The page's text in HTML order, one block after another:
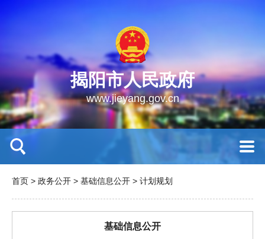
揭阳市人民政府
www.jieyang.gov.cn
首页 > 政务公开 > 基础信息公开 > 计划规划
基础信息公开